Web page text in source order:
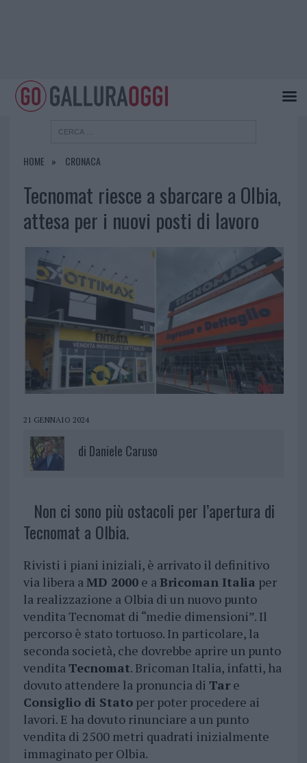
HOME CRONACA
Tecnomat riesce a sbarcare a Olbia,
attesa per i nuovi posti di lavoro
21 GENNAIO 2024
di Daniele Caruso
Non ci sono più ostacoli per l’apertura di
Tecnomat a Olbia.
Rivisti i piani iniziali, è arrivato il definitivo
via libera aMD 2000e aBricoman Italia per
la realizzazione a Olbia di un nuovo punto
vendita Tecnomat di “medie dimensioni”. Il
percorso è stato tortuoso. In particolare, la
seconda società, che dovrebbe aprire un punto
venditaTecnomat. Bricoman Italia, infatti, ha
dovuto attendere la pronuncia di Tare
Consiglio di Statoper poter procedere ai
lavori. E ha dovuto rinunciare a un punto
vendita di 2500 metri quadrati inizialmente
immaginato per Olbia.